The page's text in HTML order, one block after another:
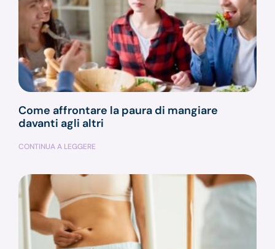
Come affrontare la paura di mangiare
davanti agli altri
CONTINUA A LEGGERE